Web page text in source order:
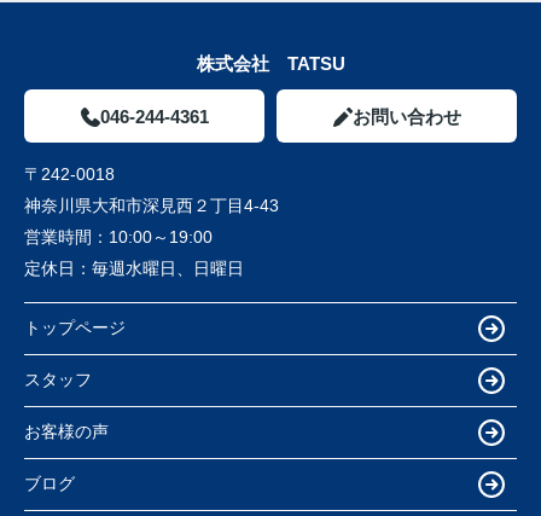
株式会社 TATSU
046-244-4361 お問い合わせ
〒242-0018
神奈川県大和市深見西２丁目4-43
営業時間： 10:00～19:00
定休日： 毎週水曜日、日曜日
トップページ
スタッフ
お客様の声
ブログ